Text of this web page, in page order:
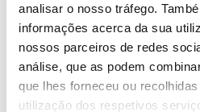
analisar o nosso tráfego.
informações acerca da sua
nossos parceiros de redes
análise, que as podem
que lhes forneceu ou
utilização dos respetivos
Rosas em Caixa –
Avaliação
de 5
33,00€ –